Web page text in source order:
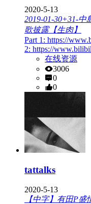
2020-5-13
2019-01-30+31-
歌披露【生肉】
Part 1: https://
2: https://
在线资源
3006
0
0
tattalks
2020-5-13
【中字】有田P盛